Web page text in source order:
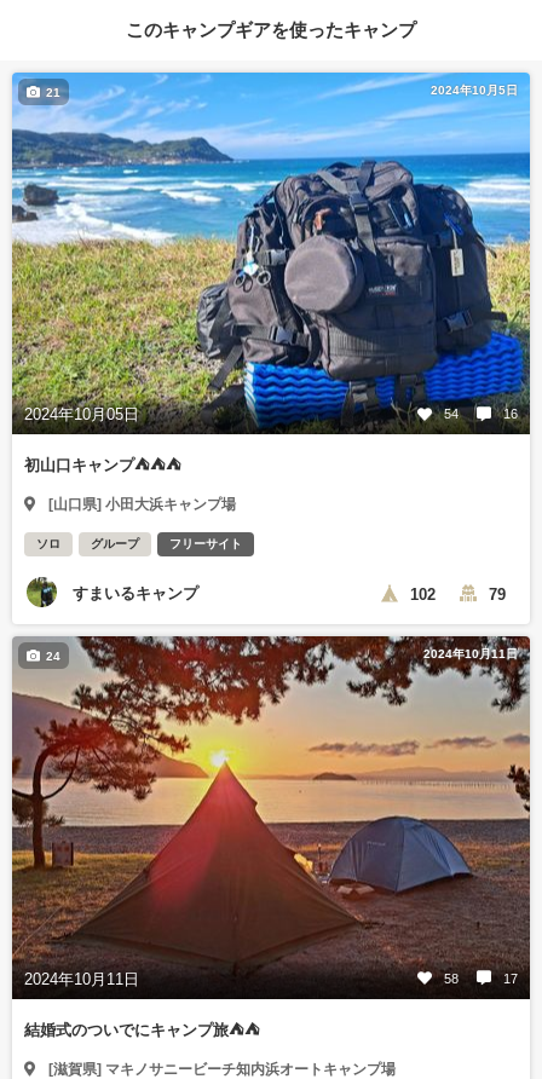
このキャンプギアを使ったキャンプ
2024年10月5日
2024年10月05日 54 16
21
初山口キャンプ⛺⛺⛺
[山口県] 小田大浜キャンプ場
ソロ グループ フリーサイト
すまいるキャンプ 102 79
2024年10月11日
2024年10月11日 58 17
24
結婚式のついでにキャンプ旅⛺⛺
[滋賀県] マキノサニービーチ知内浜オートキャンプ場